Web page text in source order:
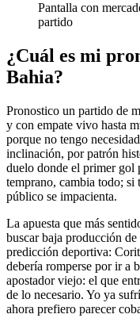
Pantalla con
partido
¿Cuál es mi
Bahia?
Pronostico un partido de
y con empate vivo hasta
porque no tengo
inclinación, por patrón
duelo donde el primer gol
temprano, cambia todo; si
público se impacienta.
La apuesta que más
buscar baja producción
predicción deportiva:
debería romperse por ir a
apostador viejo: el que
de lo necesario. Yo ya
ahora prefiero parecer